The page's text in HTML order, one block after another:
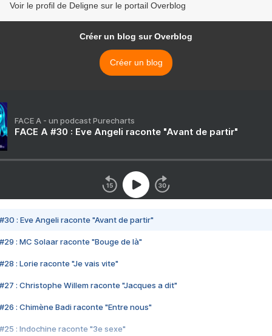
Voir le profil de Deligne sur le portail Overblog
Créer un blog sur Overblog
Créer un blog
FACE A - un podcast Purecharts
FACE A #30 : Eve Angeli raconte "Avant de partir"
#30 : Eve Angeli raconte "Avant de partir"
#29 : MC Solaar raconte "Bouge de là"
#28 : Lorie raconte "Je vais vite"
#27 : Christophe Willem raconte "Jacques a dit"
#26 : Chimène Badi raconte "Entre nous"
#25 : Indochine raconte "3e sexe"